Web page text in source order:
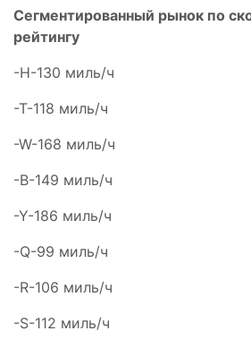
Сегментированный рынок по
рейтингу
-H-130 миль/ч
-Т-118 миль/ч
-W-168 миль/ч
-В-149 миль/ч
-Y-186 миль/ч
-Q-99 миль/ч
-R-106 миль/ч
-S-112 миль/ч